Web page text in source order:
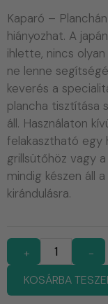
Kaparó –
hiányozhat. A
ihlette, nincs
ne lenne
keverés a
plancha tisztítása
áll. Használaton
felakasztható egy
grillsütőhöz vagy
mindig készen áll
kirándulásra.
+
-
KOSÁRBA